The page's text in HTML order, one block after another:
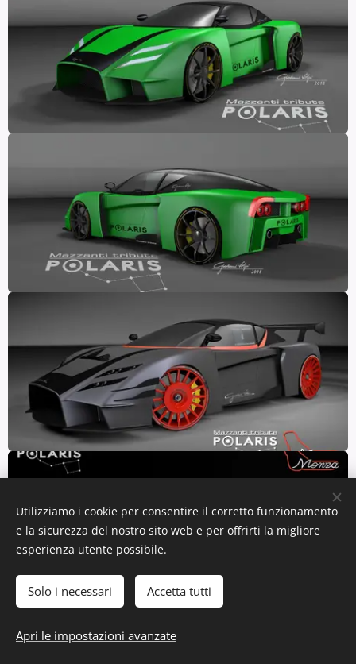
Utilizziamo i cookie per consentire il corretto funzionamento
e la sicurezza del nostro sito web e per offrirti la migliore
esperienza utente possibile.
Solo i necessari Accetta tutti
Apri le impostazioni avanzate